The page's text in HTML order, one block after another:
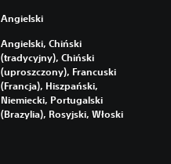
Angielski
Angielski, Chiński
(tradycyjny), Chiński
(uproszczony), Francuski
(Francja), Hiszpański,
Niemiecki, Portugalski
(Brazylia), Rosyjski, Włoski